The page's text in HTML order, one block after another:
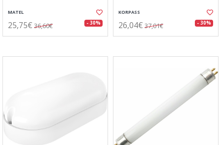
MATEL
25,75€ 36,60€ - 30%
KORPASS
26,04€ 37,01€ - 30%